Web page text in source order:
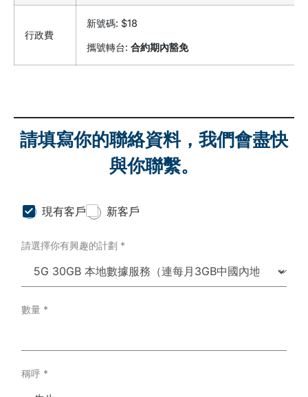
行政費
新號碼: $18
攜號轉台: 合約期內豁免
請填寫你的聯絡資料，我們會盡快
與你聯繫。
C
u
t
T
現有客戶 新客戶
請選擇你有興趣的計劃 *
數量 *
稱呼 *